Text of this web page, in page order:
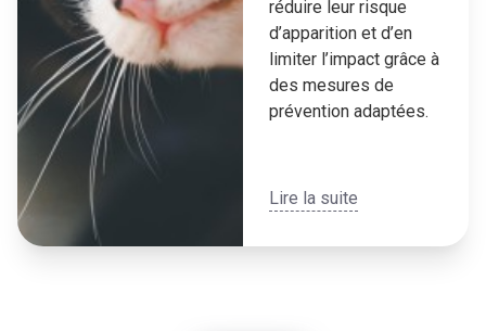
réduire leur risque
d’apparition et d’en
limiter l’impact grâce à
des mesures de
prévention adaptées.
Lire la suite